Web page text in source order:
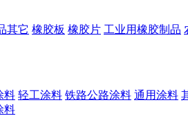
其它 橡胶板 橡胶片 工业用橡胶制品
料 轻工涂料 铁路公路涂料 通用涂料
料